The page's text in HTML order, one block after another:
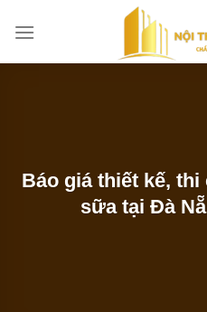
qua
Báo giá thiết kế,
sữa tại Đà